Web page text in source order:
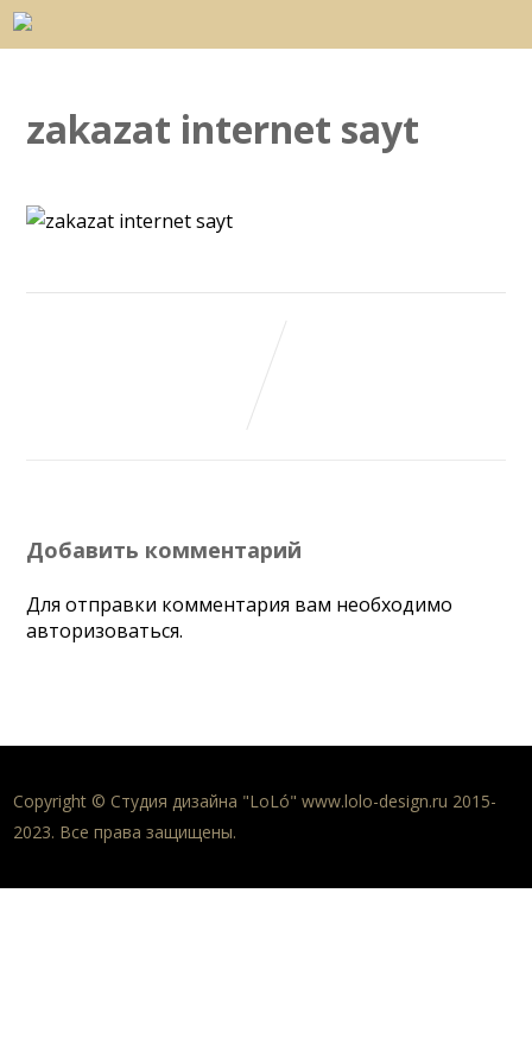
zakazat internet sayt
Добавить комментарий
Для отправки комментария вам необходимо
авторизоваться.
Copyright © Студия дизайна "LoLó" www.lolo-design.ru 2015-
2023. Все права защищены.